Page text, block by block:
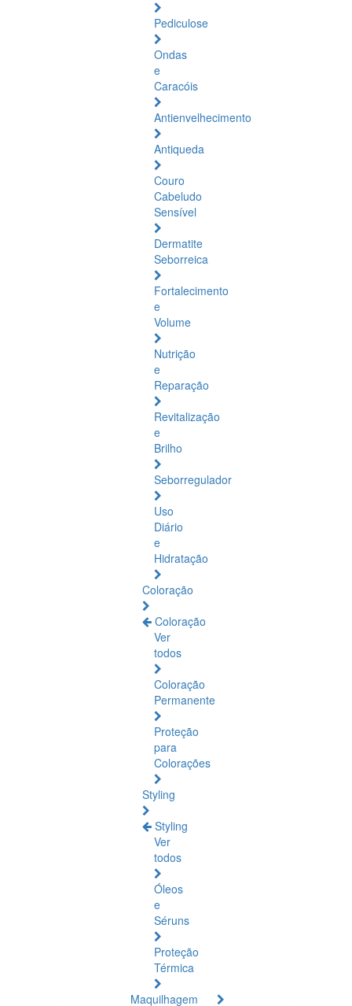
Pediculose
Ondas
e
Caracóis
Antienvelhecimento
Antiqueda
Couro
Cabeludo
Sensível
Dermatite
Seborreica
Fortalecimento
e
Volume
Nutrição
e
Reparação
Revitalização
e
Brilho
Seborregulador
Uso
Diário
e
Hidratação
Coloração
Coloração
Ver
todos
Coloração
Permanente
Proteção
para
Colorações
Styling
Styling
Ver
todos
Óleos
e
Séruns
Proteção
Térmica
Maquilhagem